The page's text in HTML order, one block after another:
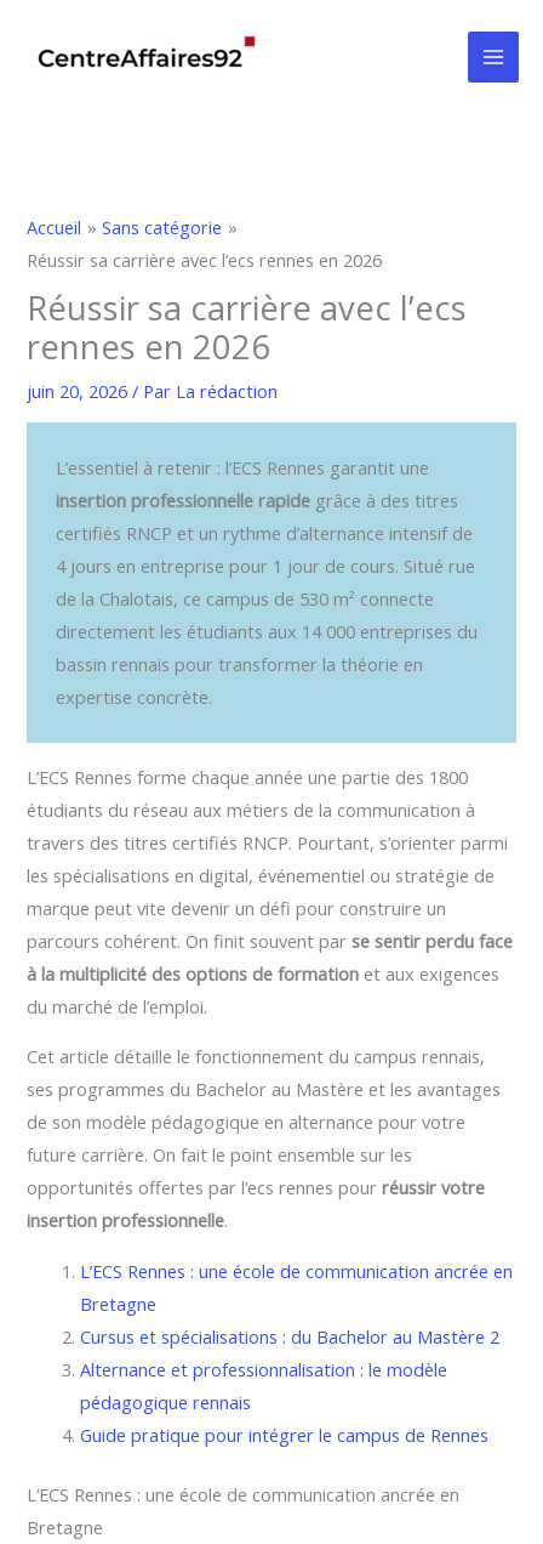
Accueil
Sans catégorie
Réussir sa carrière avec l’ecs rennes en 2026
Réussir sa carrière avec l’ecs
rennes en 2026
juin 20, 2026/ Par La rédaction
L’essentiel à retenir : l’ECS Rennes garantit une
insertion professionnelle rapide grâce à des titres
certifiés RNCP et un rythme d’alternance intensif de
4 jours en entreprise pour 1 jour de cours. Situé rue
de la Chalotais, ce campus de 530 m² connecte
directement les étudiants aux 14 000 entreprises du
bassin rennais pour transformer la théorie en
expertise concrète.
L’ECS Rennes forme chaque année une partie des 1800
étudiants du réseau aux métiers de la communication à
travers des titres certifiés RNCP. Pourtant, s’orienter parmi
les spécialisations en digital, événementiel ou stratégie de
marque peut vite devenir un défi pour construire un
parcours cohérent. On finit souvent parse sentir perdu face
à la multiplicité des options de formation et aux exigences
du marché de l’emploi.
Cet article détaille le fonctionnement du campus rennais,
ses programmes du Bachelor au Mastère et les avantages
de son modèle pédagogique en alternance pour votre
future carrière. On fait le point ensemble sur les
opportunités offertes par l’ecs rennes pourréussir votre
insertion professionnelle.
L’ECS Rennes : une école de communication ancrée en
Bretagne
Cursus et spécialisations : du Bachelor au Mastère 2
Alternance et professionnalisation : le modèle
pédagogique rennais
Guide pratique pour intégrer le campus de Rennes
L’ECS Rennes : une école de communication ancrée en
Bretagne